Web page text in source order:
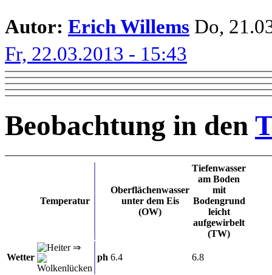
Autor: Erich Willems Do,
Fr, 22.03.2013 - 15:43
Beobachtung in den
Temperatur
Oberflächenwasser
unter dem Eis
(OW)
Tiefenwasser
am Boden
mit
Bodengrund
leicht
aufgewirbelt
(TW)
Wetter
⇒
ph 6.4 6.8